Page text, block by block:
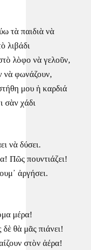
τὰ παιδιὰ νὰ
λιβάδι
λὸφο νὰ γελοῦν,
νὰ φωνάζουν,
μου ἡ καρδιά
σὰν χάδι
νὰ δύσει.
Πῶς πουντιάζει!
ἀργήσει.
μέρα!
θὰ μᾶς πιάνει!
στὸν ἀέρα!